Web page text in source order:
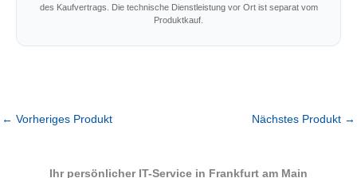
des Kaufvertrags. Die technische Dienstleistung vor Ort ist separat vom
Produktkauf.
← Vorheriges Produkt Nächstes Produkt →
Ihr persönlicher IT-Service in Frankfurt am Main